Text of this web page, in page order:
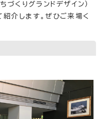
くりグランドデザイン）
介します。ぜひご来場く